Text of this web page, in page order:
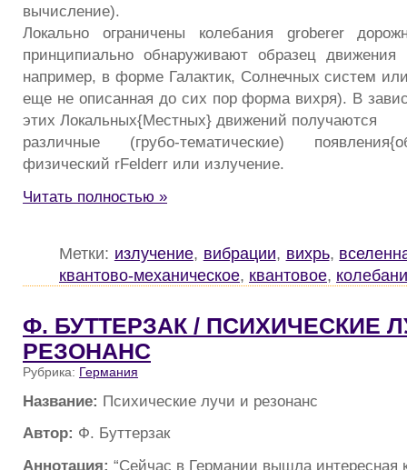
вычисление).
Локально ограничены колебания groberer
принципиально обнаруживают образец движения
например, в форме Галактик, Солнечных систем или
еще не описанная до сих пор форма вихря). В
этих Локальных{Местных} движений получаются
различные (грубо-тематические)
физический rFelderr или излучение.
Читать полностью »
Метки: излучение, вибрации, вихрь,
квантово-механическое, квантовое,
Ф. БУТТЕРЗАК / ПСИХИЧЕСКИЕ
РЕЗОНАНС
Рубрика: Германия
Название: Психические лучи и резонанс
Автор: Ф. Буттерзак
Аннотация: “Сейчас в Германии вышла интересная